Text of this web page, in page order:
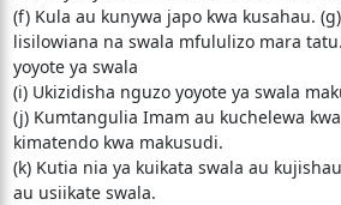
(f) Kula au kunywa japo kwa kusahau.
lisilowiana na swala mfululizo mara
yoyote ya swala
(i) Ukizidisha nguzo yoyote ya swala
(j) Kumtangulia Imam au kuchelewa
kimatendo kwa makusudi.
(k) Kutia nia ya kuikata swala au
au usiikate swala.